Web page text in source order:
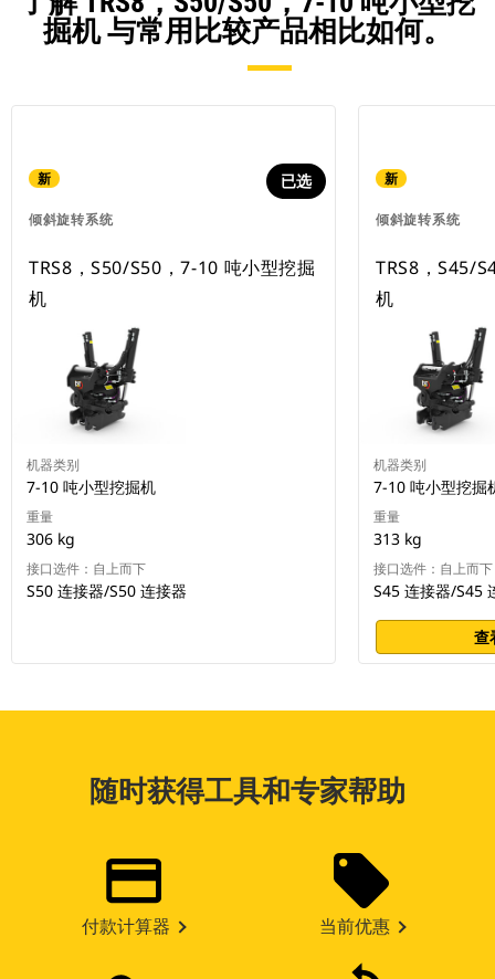
掘机 与常用比较产品相比如何。
新
倾斜旋转系统
已选
TRS8，S50/S50，7-10 吨小型挖掘
机
机器类别
7-10 吨小型挖掘机
重量
306 kg
接口选件：自上而下
S50 连接器/S50 连接器
新
倾斜旋转系统
TRS8，S45/
机
机器类别
7-10 吨小型挖掘
重量
313 kg
接口选件：自上而下
S45 连接器/S45
查
随时获得工具和专家帮助
付款计算器 当前优惠